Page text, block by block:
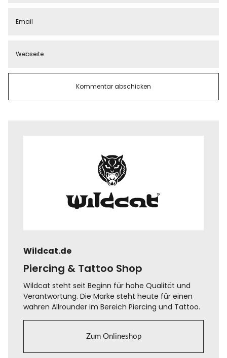
Wildcat.de
Piercing & Tattoo Shop
Wildcat steht seit Beginn für hohe Qualität und
Verantwortung. Die Marke steht heute für einen
wahren Allrounder im Bereich Piercing und Tattoo.
Zum Onlineshop